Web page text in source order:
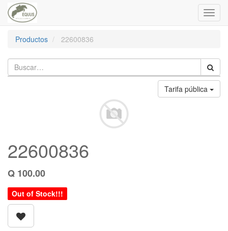
Productos
22600836
Tarifa pública
22600836
Q 100.00
Out of Stock!!!